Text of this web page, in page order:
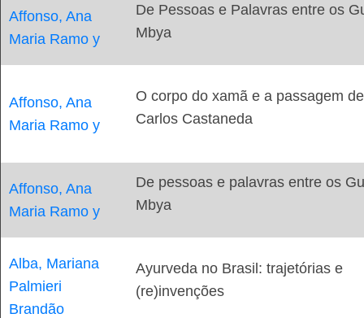
Affonso, Ana
Maria Ramo y
De Pessoas e Palavras entre os
Mbya
Affonso, Ana
Maria Ramo y
O corpo do xamã e a passagem de
Carlos Castaneda
Affonso, Ana
Maria Ramo y
De pessoas e palavras entre os
Mbya
Alba, Mariana
Palmieri
Brandão
Ayurveda no Brasil: trajetórias e
(re)invenções